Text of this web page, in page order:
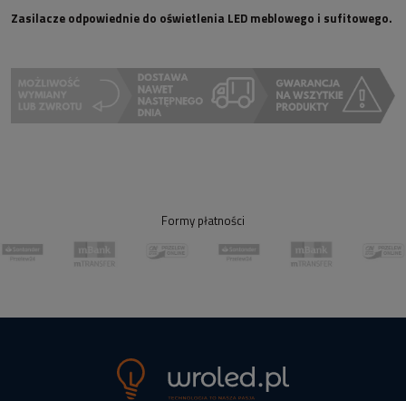
Zasilacze odpowiednie do oświetlenia LED meblowego i sufitowego.
Formy płatności